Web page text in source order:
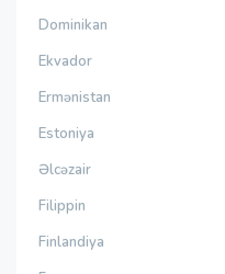
Dominikan
Ekvador
Ermənistan
Estoniya
Əlcəzair
Filippin
Finlandiya